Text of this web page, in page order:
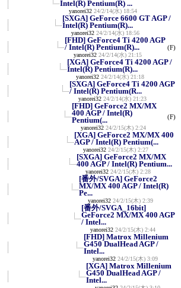
Intel(R) Pentium(R) ...
yanorei32 24/2/14(水) 18:54
[SXGA] GeForce 6600 GT AGP /
Intel(R) Pentium(R)...
yanorei32 24/2/14(水) 18:56
[FHD] GeForce4 Ti 4200 AGP
/ Intel(R) Pentium(R)...
yanorei32 24/2/14(水) 21:15
(F)
[XGA] GeForce4 Ti 4200 AGP /
Intel(R) Pentium(R)...
yanorei32 24/2/14(水) 21:18
[SXGA] GeForce4 Ti 4200 AGP
/ Intel(R) Pentium(R...
yanorei32 24/2/14(水) 21:23
[FHD] GeForce2 MX/MX
400 AGP / Intel(R)
Pentium(...
yanorei32 24/2/15(木) 2:24
(F)
[XGA] GeForce2 MX/MX 400
AGP / Intel(R) Pentium(...
yanorei32 24/2/15(木) 2:27
[SXGA] GeForce2 MX/MX
400 AGP / Intel(R) Pentium...
yanorei32 24/2/15(木) 2:28
[番外/SVGA] GeForce2
MX/MX 400 AGP / Intel(R)
Pe...
yanorei32 24/2/15(木) 2:39
[番外/SVGA_16bit]
GeForce2 MX/MX 400 AGP
/ Intel...
yanorei32 24/2/15(木) 2:44
[FHD] Matrox Millenium
G450 DualHead AGP /
Intel...
yanorei32 24/2/15(木) 3:09
[XGA] Matrox Millenium
G450 DualHead AGP /
Intel...